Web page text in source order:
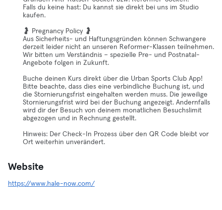
Falls du keine hast: Du kannst sie direkt bei uns im Studio
kaufen.
🤰 Pregnancy Policy 🤰
Aus Sicherheits- und Haftungsgründen können Schwangere
derzeit leider nicht an unseren Reformer-Klassen teilnehmen.
Wir bitten um Verständnis – spezielle Pre- und Postnatal-
Angebote folgen in Zukunft.
Buche deinen Kurs direkt über die Urban Sports Club App!
Bitte beachte, dass dies eine verbindliche Buchung ist, und
die Stornierungsfrist eingehalten werden muss. Die jeweilige
Stornierungsfrist wird bei der Buchung angezeigt. Andernfalls
wird dir der Besuch von deinem monatlichen Besuchslimit
abgezogen und in Rechnung gestellt.
Hinweis: Der Check-In Prozess über den QR Code bleibt vor
Ort weiterhin unverändert.
Website
https://www.hale-now.com/